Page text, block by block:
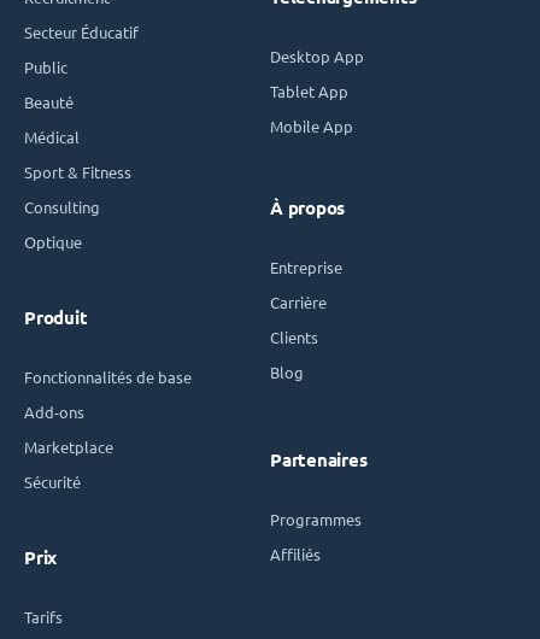
Secteur Éducatif
Public
Beauté
Médical
Sport & Fitness
Consulting
Optique
Produit
Fonctionnalités de base
Add-ons
Marketplace
Sécurité
Prix
Tarifs
Desktop App
Tablet App
Mobile App
À propos
Entreprise
Carrière
Clients
Blog
Partenaires
Programmes
Affiliés